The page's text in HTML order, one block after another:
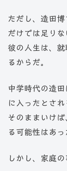
ただし、造田
だけでは足りな
彼の人生は、
るからだ。
中学時代の造
に入ったとされ
そのままいけ
る可能性はあっ
しかし、家庭